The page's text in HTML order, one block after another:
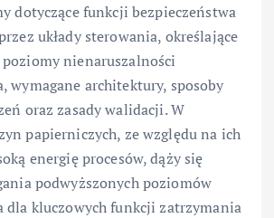
dotyczące funkcji bezpieczeństwa
układy sterowania, określające
nienaruszalności
wymagane architektury, sposoby
oraz zasady walidacji. W
papierniczych, ze względu na ich
energię procesów, dąży się
podwyższonych poziomów
dla kluczowych funkcji zatrzymania